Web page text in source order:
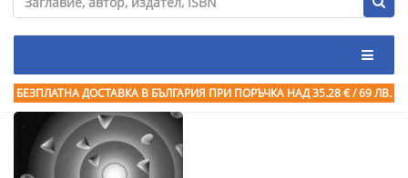
БЕЗПЛАТНА ДОСТАВКА В БЪЛГАРИЯ ПРИ ПОРЪЧКА НАД 35.28 € / 69 ЛВ.